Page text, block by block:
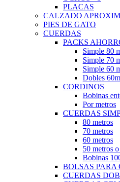
PLACAS
CALZADO
PIES DE GATO
CUERDAS
PACKS
Simple 80
Simple 70
Simple 60
Dobles 60m
CORDINOS
Bobinas
Por metros
CUERDAS
80 metros
70 metros
60 metros
50 metros
Bobinas
BOLSAS PARA
CUERDAS